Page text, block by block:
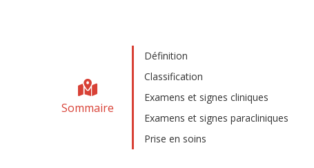
Sommaire
Définition
Classification
Examens et signes cliniques
Examens et signes paracliniques
Prise en soins